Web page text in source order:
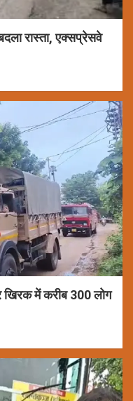
रास्ता, एक्सप्रेसवे
खिरक में करीब 300 लोग